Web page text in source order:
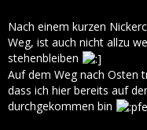
Nach einem kurzen
Weg, ist auch nicht allzu
stehenbleiben
Auf dem Weg nach Osten
dass ich hier bereits auf
durchgekommen bin